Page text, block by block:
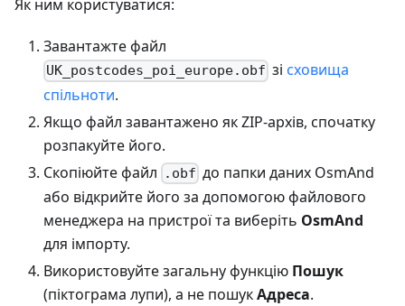
Як ним користуватися:
Завантажте файл
UK_postcodes_poi_europe.obf зі сховища
спільноти.
Якщо файл завантажено як ZIP-архів, спочатку
розпакуйте його.
Скопіюйте файл
.obf до папки даних OsmAnd
або відкрийте його за допомогою файлового
менеджера на пристрої та виберіть OsmAnd
для імпорту.
Використовуйте загальну функцію Пошук
(піктограма лупи), а не пошукАдреса.